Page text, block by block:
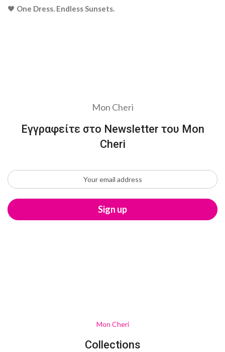
🖤 One Dress. Endless Sunsets.
Mon Cheri
Εγγραφείτε στο Newsletter του Mon
Cheri
Mon Cheri
Collections